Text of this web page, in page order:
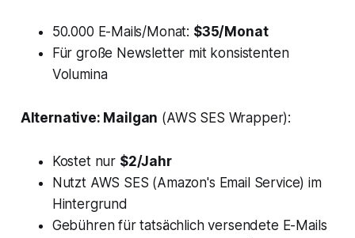
50.000 E-Mails/Monat: $35/Monat
Für große Newsletter mit konsistenten
Volumina
Alternative: Mailgan (AWS SES Wrapper):
Kostet nur $2/Jahr
Nutzt AWS SES (Amazon's Email Service) im
Hintergrund
Gebühren für tatsächlich versendete E-Mails